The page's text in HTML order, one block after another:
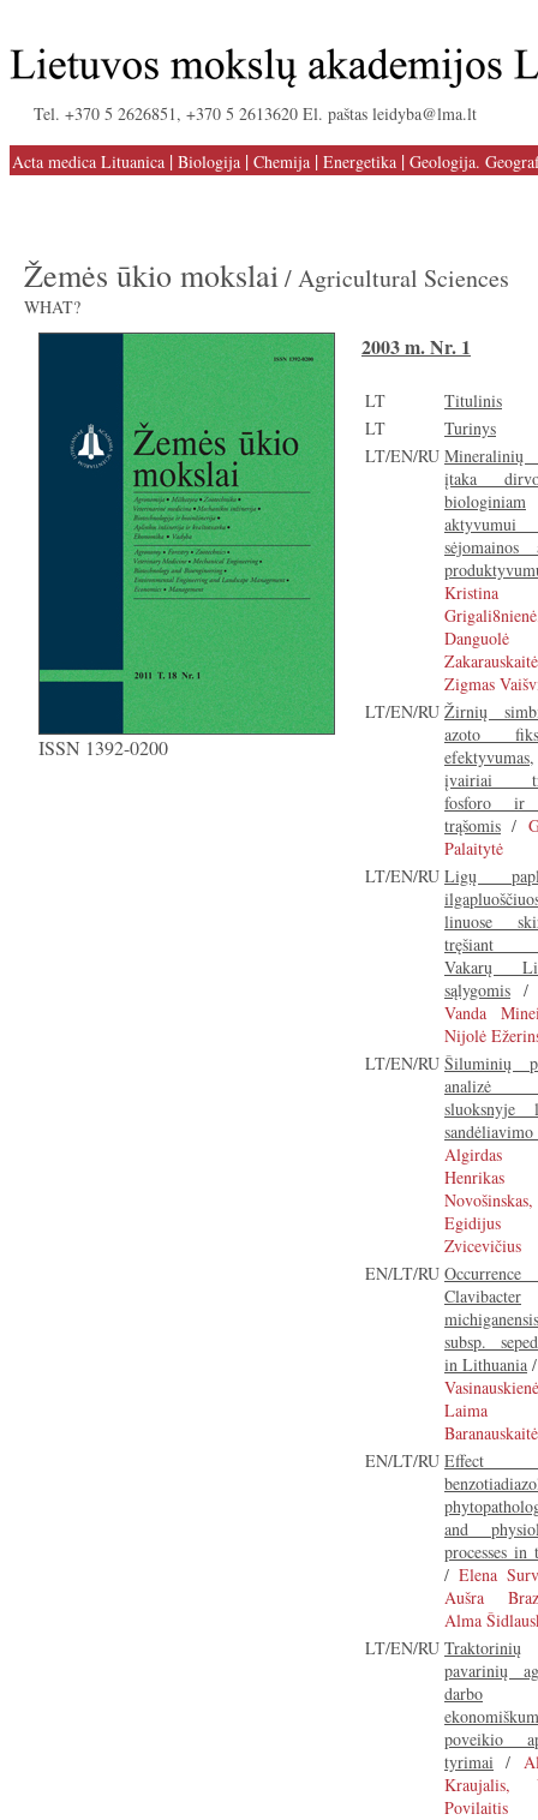
Tel. +370 5 2626851, +370 5 2613620 El. paštas leidyba@lma.lt
Acta medica Lituanica | Biologija | Chemija | Energetika | Geologija.
Žemės ūkio mokslai/ Agricultural Sciences
WHAT?
ISSN 1392-0200
2003 m. Nr. 1
LT
Titulinis
LT
Turinys
LT/EN/RU
įtaka
biologiniam
sėjomainos
Kristina
Danguolė
Zigmas
LT/EN/RU Žirnių
azoto
efektyvumas,
įvairiai
fosforo ir
trąšomis /
Palaitytė
LT/EN/RU Ligų
linuose
tręšiant
Vakarų
sąlygomis
Vanda
Nijolė
LT/EN/RU Šiluminių
analizė
sluoksnyje
sandėliavimo
Algirdas
Henrikas
Novošinskas,
Egidijus
Zvicevičius
EN/LT/RU
Clavibacter
michiganensis
subsp.
in Lithuania
Laima
Baranauskaitė
EN/LT/RU
and
processes in
/ Elena
Aušra
Alma
LT/EN/RU Traktorinių
pavarinių
darbo
poveikio
tyrimai /
Kraujalis,
Povilaitis